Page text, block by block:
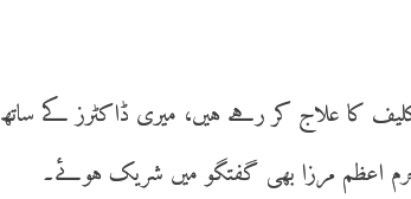
کا علاج کر رہے ہیں، میری ڈاکٹرز کے ساتھ